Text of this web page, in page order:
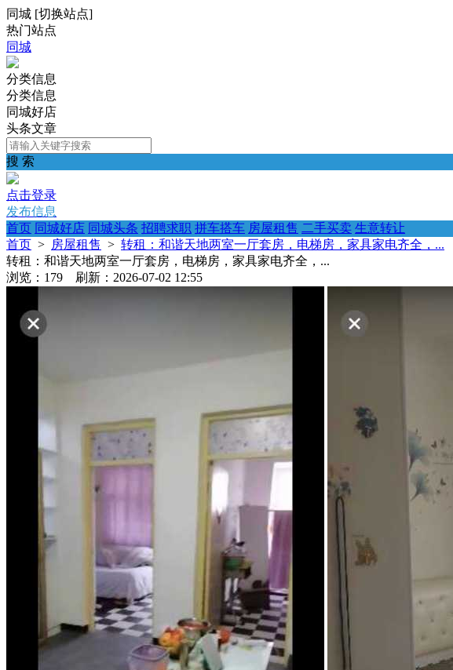
同城 [切换站点]
热门站点
同城
分类信息
分类信息
同城好店
头条文章
搜 索
点击登录
发布信息
首页 同城好店 同城头条 招聘求职 拼车搭车 房屋租售 二手买卖 生意转让
首页 > 房屋租售 > 转租：和谐天地两室一厅套房，电梯房，家具家电齐全，...
转租：和谐天地两室一厅套房，电梯房，家具家电齐全，...
浏览：179 刷新：2026-07-02 12:55